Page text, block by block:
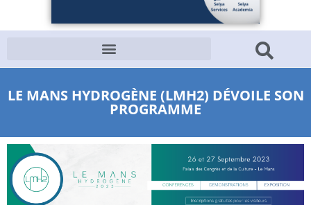
LE MANS HYDROGÈNE (LMH2) DÉVOILE SON
PROGRAMME